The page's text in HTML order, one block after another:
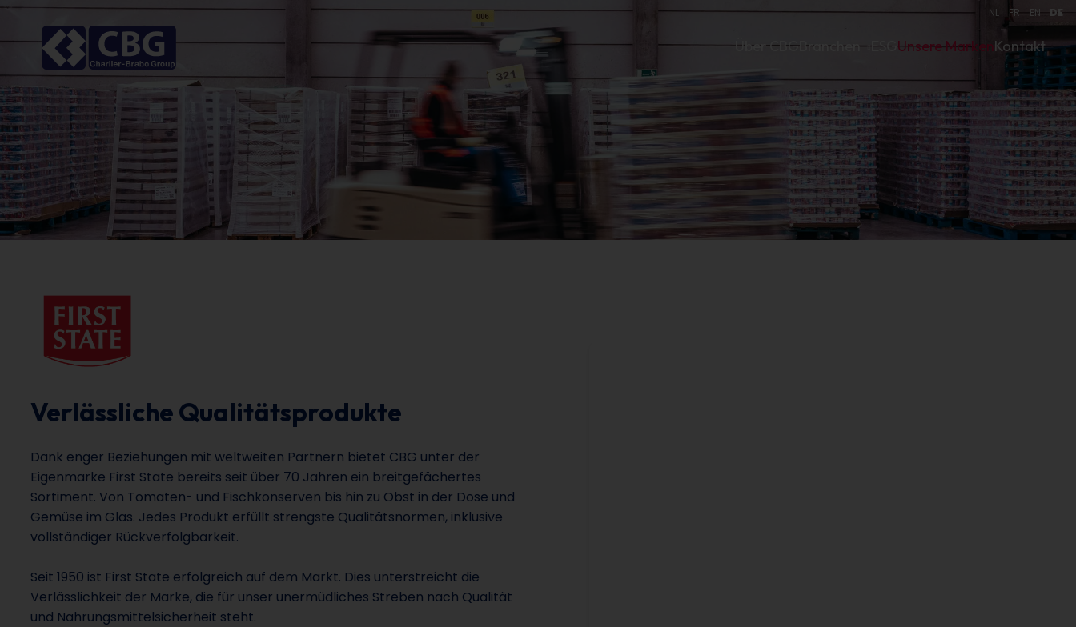
NL FR EN DE
Über CBG Branchen ESGUnsere MarkenKontakt
Verlässliche Qualitätsprodukte
Dank enger Beziehungen mit weltweiten Partnern bietet CBG unter der
Eigenmarke First State bereits seit über 70 Jahren ein breitgefächertes
Sortiment. Von Tomaten- und Fischkonserven bis hin zu Obst in der Dose und
Gemüse im Glas. Jedes Produkt erfüllt strengste Qualitätsnormen, inklusive
vollständiger Rückverfolgbarkeit.
Seit 1950 ist First State erfolgreich auf dem Markt. Dies unterstreicht die
Verlässlichkeit der Marke, die für unser unermüdliches Streben nach Qualität
und Nahrungsmittelsicherheit steht.